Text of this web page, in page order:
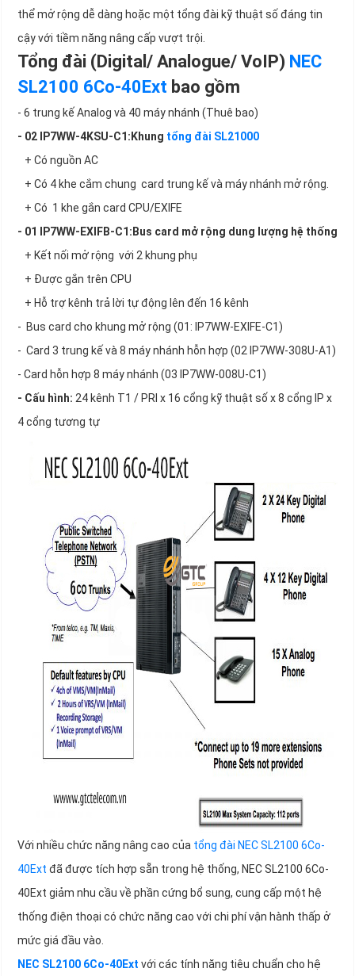
thể mở rộng dễ dàng hoặc một tổng đài kỹ thuật số đáng tin
cậy với tiềm năng nâng cấp vượt trội.
Tổng đài (Digital/ Analogue/ VoIP) NEC
SL2100 6Co-40Ext bao gồm
- 6 trung kế Analog và 40 máy nhánh (Thuê bao)
- 02 IP7WW-4KSU-C1:Khung tổng đài SL21000
+ Có nguồn AC
+ Có 4 khe cắm chung card trung kế và máy nhánh mở rộng.
+ Có 1 khe gắn card CPU/EXIFE
- 01 IP7WW-EXIFB-C1:​Bus card mở rộng dung lượng hệ thống
+ Kết nối mở rộng với 2 khung phụ
+ Được gắn trên CPU
+ Hỗ trợ kênh trả lời tự động lên đến 16 kênh
- Bus card cho khung mở rộng (01: IP7WW-EXIFE-C1)
- Card 3 trung kế và 8 máy nhánh hỗn hợp (02 IP7WW-308U-A1)
- Card hỗn hợp 8 máy nhánh (03 IP7WW-008U-C1)
- Cấu hình: 24 kênh T1 / PRI x 16 cổng kỹ thuật số x 8 cổng IP x
4 cổng tương tự
Với nhiều chức năng nâng cao của tổng đài NEC SL2100 6Co-
40Ext đã được tích hợp sẵn trong hệ thống, NEC SL2100 6Co-
40Ext giảm nhu cầu về phần cứng bổ sung, cung cấp một hệ
thống điện thoại có chức năng cao với chi phí vận hành thấp ở
mức giá đầu vào.
NEC SL2100 6Co-40Ext với các tính năng tiêu chuẩn cho hệ